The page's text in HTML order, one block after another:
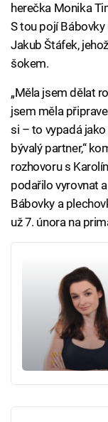
herečka Monika
S tou pojí Bábovky
Jakub Štáfek,
šokem.
„Měla jsem dělat
jsem měla
si – to vypadá
bývalý partner,“
rozhovoru s
podařilo vyrovnat
Bábovky a
už 7. února na